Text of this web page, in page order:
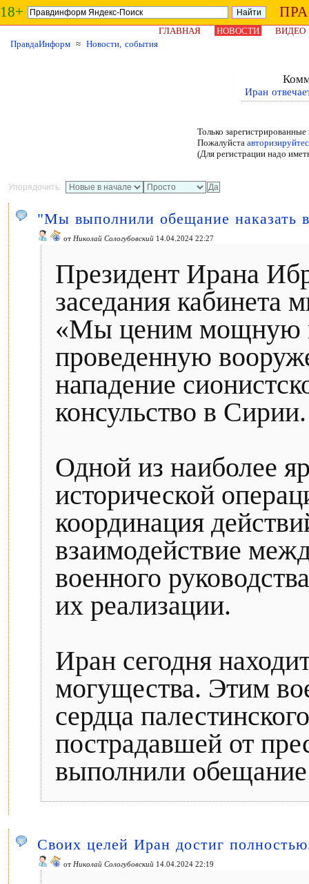
18+
ГЛАВНАЯ НОВОСТИ
ВИДЕО
ПравдаИнформ ≈ Новости, события
Иран
Только
Пожалуйста
(Для регистрации надо
Упорядочить:
"Мы выполнили обещание наказать
от Николай Сологубовский 14.04.2024 22:27
Президент Ирана
заседания кабинета
«Мы ценим мощную
проведенную
нападение
консульство в Сирии.
Одной из наиболее
исторической
координация
взаимодействие
военного
их реализации.
Иран сегодня
могущества. Этим
сердца
пострадавшей от
выполнили обещание
Своих целей Иран достиг
от Николай Сологубовский 14.04.2024 22:19